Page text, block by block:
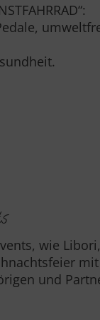
wie
mit
und